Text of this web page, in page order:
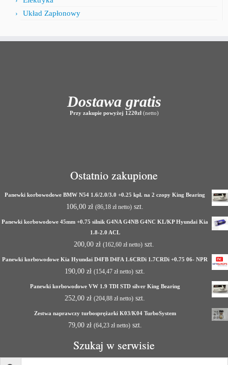
Układ Zapłonowy
Dostawa gratis
Przy zakupie powyżej 1220zł(netto)
Ostatnio zakupione
Panewki korbowodowe BMW N54 1.6/2.0/3.0 +0.25 kpl. na 2 czopy King Bearing
106,00 zł (86,18 zł netto) szt.
Panewki korbowodowe 45mm +0.75 silnik G4NA G4NB G4NC KL/KP Hyundai Kia
1.8-2.0 ACL
200,00 zł (162,60 zł netto) szt.
Panewki korbowodowe Kia Hyundai D4FB D4FA 1.6CRDi 1.7CRDi +0.75 06- NPR
190,00 zł (154,47 zł netto) szt.
Panewki korbowodowe VW 1.9 TDI STD silver King Bearing
252,00 zł (204,88 zł netto) szt.
Zestwa naprawczy turbosprężarki K03/K04 TurboSystem
79,00 zł (64,23 złnetto)szt.
Szukaj w serwisie